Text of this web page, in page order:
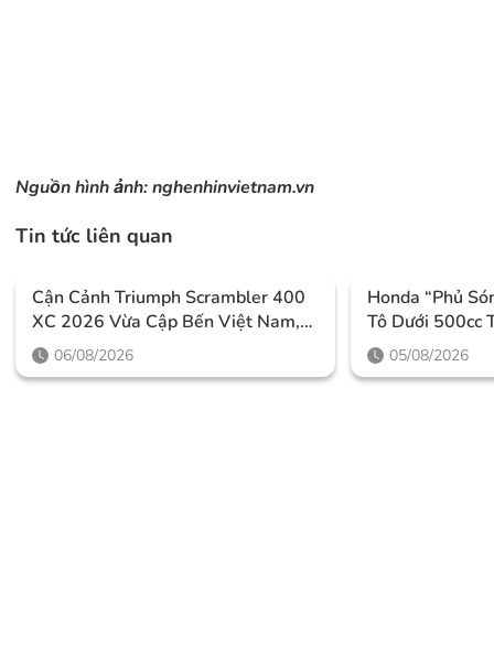
Nguồn hình ảnh:nghenhinvietnam.vn
Tin tức liên quan
Cận Cảnh Triumph Scrambler 400
XC 2026 Vừa Cập Bến Việt Nam,
Thiết Kế Đậm Chất Phiêu Lưu Cùng
Mức Giá Dễ Tiếp Cận
06/08/2026
Honda “phủ
Tô Dưới 500cc
7/2026 Với
Chú Ý
05/08/2026